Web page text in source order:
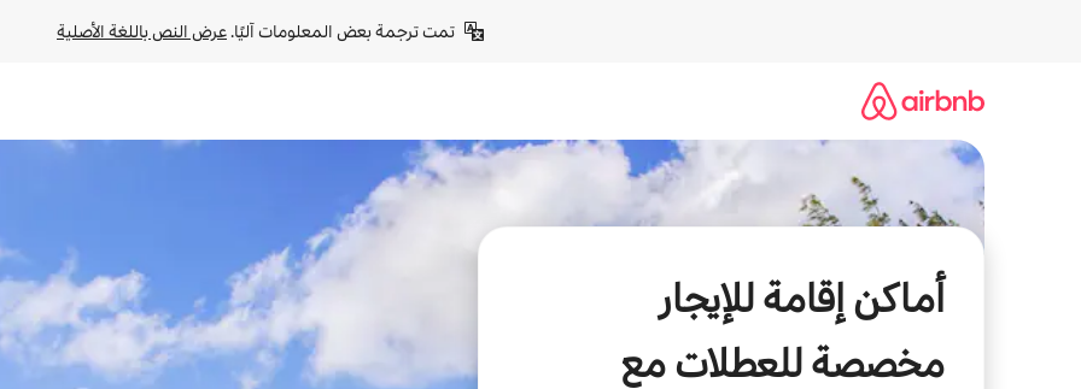
تمت ترجمة بعض المعلومات آليًا. عرض النص باللغة الأصلية
أماكن إقامة للإيجار
مخصصة للعطلات مع